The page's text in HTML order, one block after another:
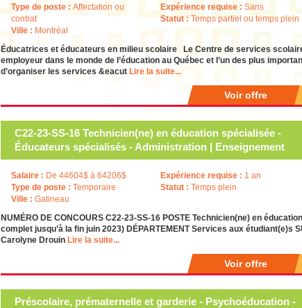
Type de poste : Affectation ou
contrat
Ville : Montréal
Expérience requise : Sans
Statut : Temps partiel ou temps plein
Éducatrices et éducateurs en milieu scolaire Le Centre de services
employeur dans le monde de l’éducation au Québec et l’un des plus
d’organiser les services &eacut Lire la suite...
Voir offre
C22-23-SS-16 Technicien(ne) en éducation spécialisée -
Éducateurs spécialisés - Administration | Enseignement
Salaire : De 44604$ à 64206$
Type de poste : Temporaire
Ville : Gatineau
Expérience requise : 1 an
Statut : Temps plein
NUMÉRO DE CONCOURS C22-23-SS-16 POSTE Technicien(ne) en
complet jusqu’à la fin juin 2023) DÉPARTEMENT Services aux étudiant(e)s
Carolyne Drouin Lire la suite...
Voir offre
Préscolaire, prématernelle et garderie - Psychoéducation -